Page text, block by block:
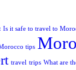
Is it safe to travel to
tips
travel trips What are